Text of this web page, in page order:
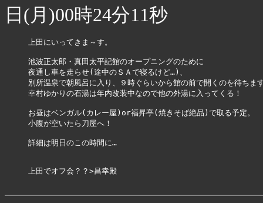
日(月)00時24分11秒
上田にいってきま～す。
池波正太郎・真田太平記館のオープニングのために
夜通し車を走らせ(途中のＳＡで寝るけど…)、
別所温泉で朝風呂に入り、９時ぐらいから館の前で開くのを待ちま
幸村ゆかりの石湯は年内改装中なので他の外湯に入ってくる！
お昼はベンガル(カレー屋)or福昇亭(焼きそば絶品)で取る予定。
小腹が空いたら刀屋へ！
詳細は明日のこの時間に…
上田でオフ会？？>昌幸殿